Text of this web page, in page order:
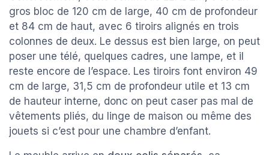
gros bloc de 120 cm de large, 40 cm de profondeur
et 84 cm de haut, avec 6 tiroirs alignés en trois
colonnes de deux. Le dessus est bien large, on peut
poser une télé, quelques cadres, une lampe, et il
reste encore de l’espace. Les tiroirs font environ 49
cm de large, 31,5 cm de profondeur utile et 13 cm
de hauteur interne, donc on peut caser pas mal de
vêtements pliés, du linge de maison ou même des
jouets si c’est pour une chambre d’enfant.